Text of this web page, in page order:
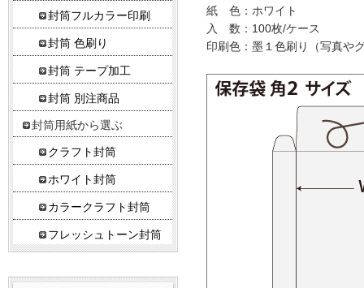
紙 色：ホワイト
入 数：100枚/ケース
印刷色：墨１色刷り（写真や
封筒フルカラー印刷
封筒 色刷り
封筒 テープ加工
封筒 別注商品
封筒用紙から選ぶ
クラフト封筒
ホワイト封筒
カラークラフト封筒
フレッシュトーン封筒